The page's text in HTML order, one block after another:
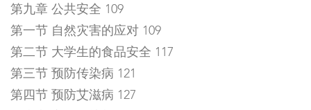
第九章 公共安全 109
第一节 自然灾害的应对 109
第二节 大学生的食品安全 117
第三节 预防传染病 121
第四节 预防艾滋病 127